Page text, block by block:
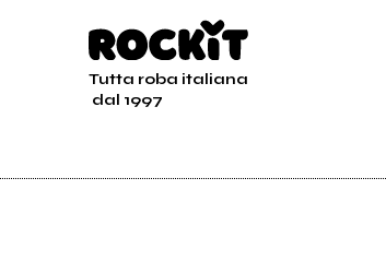
Tutta roba italiana
dal 1997